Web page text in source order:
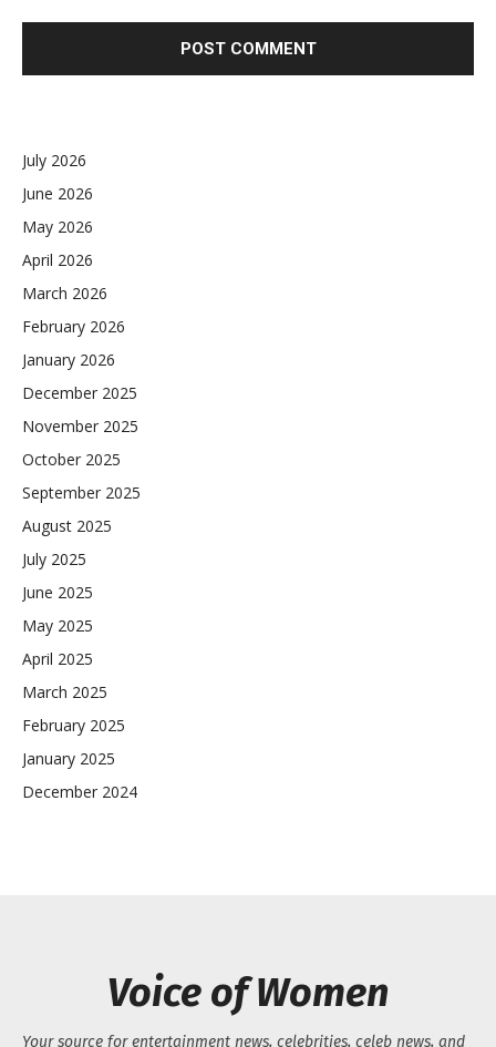
July 2026
June 2026
May 2026
April 2026
March 2026
February 2026
January 2026
December 2025
November 2025
October 2025
September 2025
August 2025
July 2025
June 2025
May 2025
April 2025
March 2025
February 2025
January 2025
December 2024
Voice of Women
Your source for entertainment news, celebrities, celeb news, and